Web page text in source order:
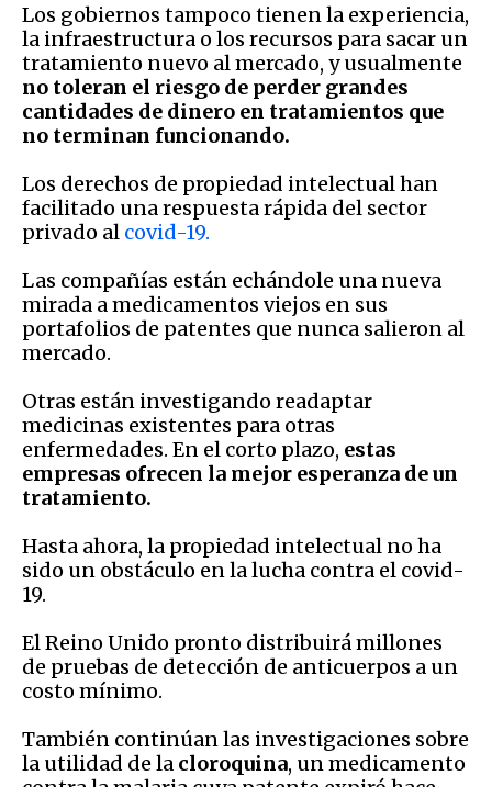
Los gobiernos tampoco tienen la experiencia,
la infraestructura o los recursos para sacar un
tratamiento nuevo al mercado, y usualmente
no toleran el riesgo de perder grandes
cantidades de dinero en tratamientos que
no terminan funcionando.
Los derechos de propiedad intelectual han
facilitado una respuesta rápida del sector
privado al covid-19.
Las compañías están echándole una nueva
mirada a medicamentos viejos en sus
portafolios de patentes que nunca salieron al
mercado.
Otras están investigando readaptar
medicinas existentes para otras
enfermedades. En el corto plazo, estas
empresas ofrecen la mejor esperanza de un
tratamiento.
Hasta ahora, la propiedad intelectual no ha
sido un obstáculo en la lucha contra el covid-
19.
El Reino Unido pronto distribuirá millones
de pruebas de detección de anticuerpos a un
costo mínimo.
También continúan las investigaciones sobre
la utilidad de la cloroquina, un medicamento